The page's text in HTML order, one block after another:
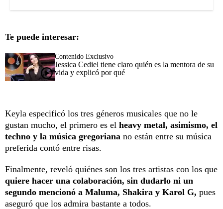
Te puede interesar:
Contenido Exclusivo
Jessica Cediel tiene claro quién es la mentora de su
vida y explicó por qué
Keyla especificó los tres géneros musicales que no le
gustan mucho, el primero es el heavy metal, asimismo, el
techno y la música gregoriana no están entre su música
preferida contó entre risas.
Finalmente, reveló quiénes son los tres artistas con los que
quiere hacer una colaboración, sin dudarlo ni un
segundo mencionó a Maluma, Shakira y Karol G, pues
aseguró que los admira bastante a todos.